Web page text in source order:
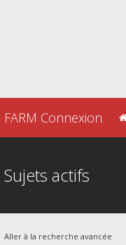
FARM Connexion
Sujets actifs
Aller à la recherche avancée